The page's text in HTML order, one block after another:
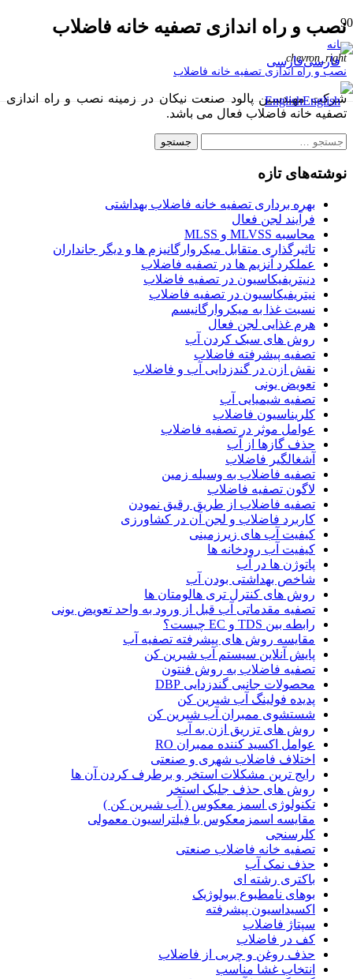
فارسی
English
نصب و راه اندازی تصفیه خانه فاضلاب
خانه
chevron_right
نصب و راه اندازی تصفیه خانه فاضلاب
شرکت مهندسین پالود صنعت نیکان در زمینه نصب و راه اندازی
تصفیه خانه فاضلاب فعال می باشد.
جستجو
نوشته‌های تازه
بهره برداری تصفیه خانه فاضلاب بهداشتی
فرآیند لجن فعال
محاسبه MLVSS و MLSS
تاثیرگذاری متقابل میکروارگانیزم ها و دیگر جانداران
عملکرد آنزیم ها در تصفیه فاضلاب
دنیتریفیکاسیون در تصفیه فاضلاب
نیتریفیکاسیون در تصفیه فاضلاب
نسبت غذا به میکروارگانیسم
هرم غذایی لجن فعال
روش های سبک کردن آب
تصفیه پیشرفته فاضلاب
نقش ازن در گندزدایی آب و فاضلاب
تعویض یونی
تصفیه شیمیایی آب
کلریناسیون فاضلاب
عوامل موثر در تصفیه فاضلاب
حذف گازها از آب
آشغالگیر فاضلاب
تصفیه فاضلاب به وسیله زمین
لاگون تصفیه فاضلاب
تصفیه فاضلاب از طریق رقیق نمودن
کاربرد فاضلاب و لجن آن در کشاورزی
کیفیت آب های زیرزمینی
کیفیت آب رودخانه ها
پاتوژن ها در آب
شاخص بهداشتی بودن آب
روش های کنترل تری هالومتان ها
تصفیه مقدماتی آب قبل از ورود به واحد تعویض یونی
رابطه بین TDS و EC چیست؟
مقایسه روش های پیشرفته تصفیه آب
پایش آنلاین سیستم آب شیرین کن
تصفیه فاضلاب به روش فنتون
محصولات جانبی گندزدایی DBP
پدیده فولینگ آب شیرین کن
شستشوی ممبران آب شیرین کن
روش های تزریق ازن به آب
عوامل اکسید کننده ممبران RO
اختلاف فاضلاب شهری و صنعتی
رایج ترین مشکلات استخر و برطرف کردن آن ها
روش های حذف جلبک استخر
تکنولوژی اسمز معکوس ( آب شیرین کن )
مقایسه اسمزمعکوس با فیلتراسیون معمولی
کلرسنجی
تصفیه خانه فاضلاب صنعتی
حذف نمک آب
باکتری رشته ای
بوهای نامطبوع بیولوژیک
اکسیداسیون پیشرفته
سپتاژ فاضلاب
کف در فاضلاب
حذف روغن و چربی از فاضلاب
انتخاب غشا مناسب